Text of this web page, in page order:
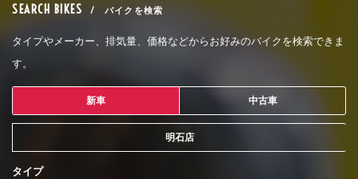
SEARCH BIKES / バイクを検索
タイプやメーカー、排気量、価格などからお好みのバイクを検索できま
す。
新車 中古車
明石店
タイプ